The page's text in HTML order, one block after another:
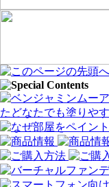
たどなたでも塗りや